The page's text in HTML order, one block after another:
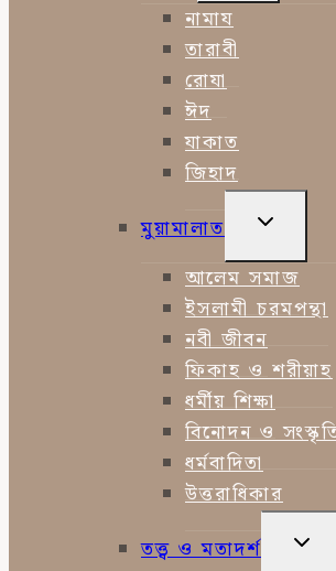
MENU
নামায
তারাবী
রোযা
ঈদ
যাকাত
জিহাদ
মুয়ামালাত
TOGGLE
MENU
আলেম সমাজ
ইসলামী চরমপন্থা
নবী জীবন
ফিকাহ ও শরীয়াহ
ধর্মীয় শিক্ষা
বিনোদন ও
ধর্মবাদিতা
উত্তরাধিকার
তত্ত্ব ও মতাদর্শ